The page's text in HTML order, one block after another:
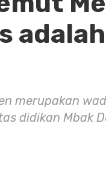
merupakan
didikan Mbak